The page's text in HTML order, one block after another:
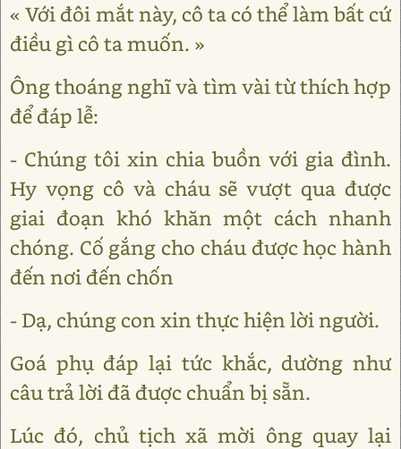
« Với đôi mắt này, cô ta có thể làm bất cứ
điều gì cô ta muốn. »
Ông thoáng nghĩ và tìm vài từ thích hợp
để đáp lễ:
- Chúng tôi xin chia buồn với gia đình.
Hy vọng cô và cháu sẽ vượt qua được
giai đoạn khó khăn một cách nhanh
chóng. Cố gắng cho cháu được học hành
đến nơi đến chốn
- Dạ, chúng con xin thực hiện lời người.
Goá phụ đáp lại tức khắc, dường như
câu trả lời đã được chuẩn bị sẵn.
Lúc đó, chủ tịch xã mời ông quay lại